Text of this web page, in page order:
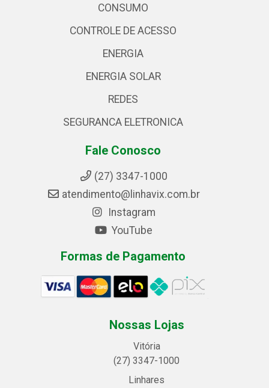
CONSUMO
CONTROLE DE ACESSO
ENERGIA
ENERGIA SOLAR
REDES
SEGURANCA ELETRONICA
Fale Conosco
(27) 3347-1000
atendimento@linhavix.com.br
Instagram
YouTube
Formas de Pagamento
Nossas Lojas
Vitória
(27) 3347-1000
Linhares